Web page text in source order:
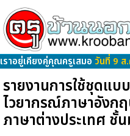
เราอยู่เคียงคู่คุณครูเสมอ วันที่ 9 ส
รายงานการใช้ชุดแบ
ไวยากรณ์ภาษาอังก
ภาษาต่างประเทศ ชั้